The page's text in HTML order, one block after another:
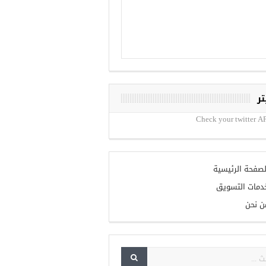
Check your twitter
الرئيسية
التسويق
نحن